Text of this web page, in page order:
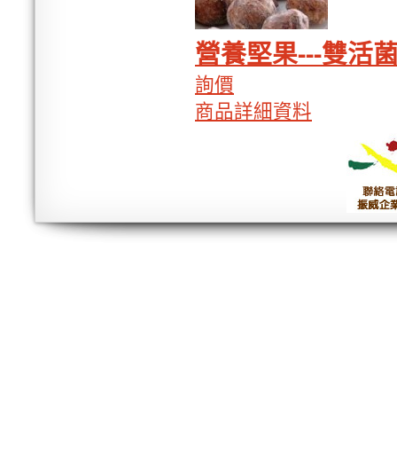
營養堅果---雙活
詢價
商品詳細資料